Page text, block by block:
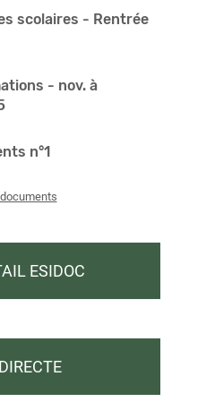
scolaires - Rentrée
- nov. à
n°1
ESIDOC